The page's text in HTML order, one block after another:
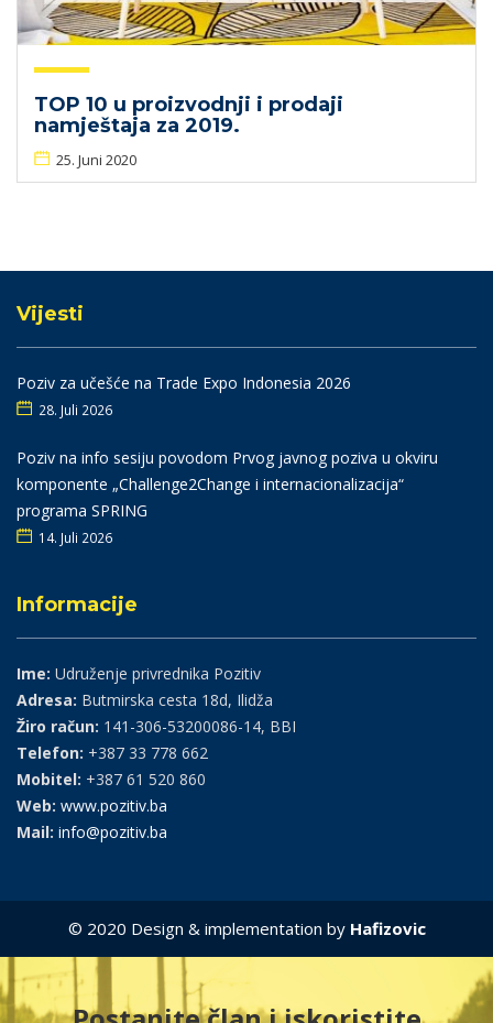
TOP 10 u proizvodnji i prodaji
namještaja za 2019.
25. Juni 2020
Vijesti
Poziv za učešće na Trade Expo Indonesia 2026
28. Juli 2026
Poziv na info sesiju povodom Prvog javnog poziva u okviru
komponente „Challenge2Change i internacionalizacija“
programa SPRING
14. Juli 2026
Informacije
Ime: Udruženje privrednika Pozitiv
Adresa: Butmirska cesta 18d, Ilidža
Žiro račun: 141-306-53200086-14, BBI
Telefon: +387 33 778 662
Mobitel: +387 61 520 860
Web: www.pozitiv.ba
Mail: info@pozitiv.ba
© 2020 Design & implementation by Hafizovic